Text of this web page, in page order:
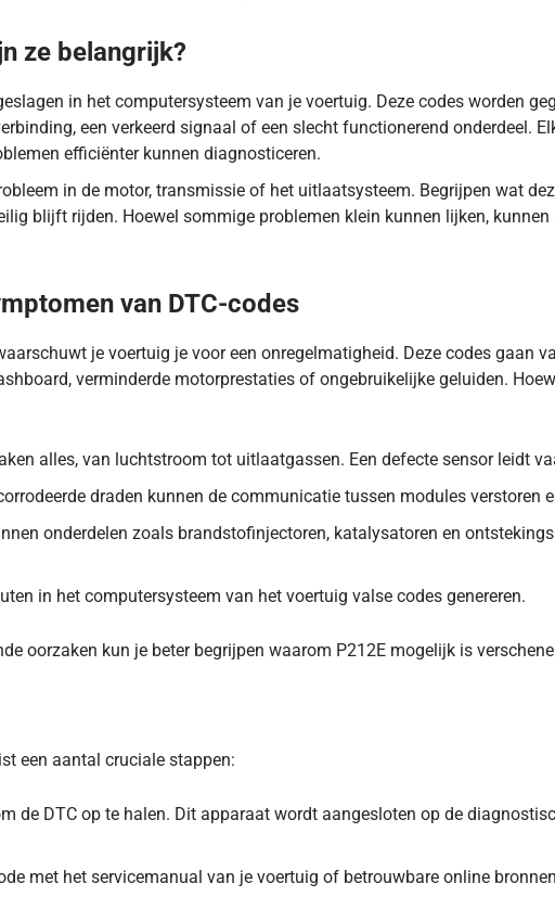
ze belangrijk?
in het computersysteem van je voertuig. Deze codes worden
een verkeerd signaal of een slecht functionerend onderdeel.
efficiënter kunnen diagnosticeren.
in de motor, transmissie of het uitlaatsysteem. Begrijpen wat
blijft rijden. Hoewel sommige problemen klein kunnen lijken, kunnen
van DTC-codes
je voertuig je voor een onregelmatigheid. Deze codes gaan
verminderde motorprestaties of ongebruikelijke geluiden.
alles, van luchtstroom tot uitlaatgassen. Een defecte sensor leidt
draden kunnen de communicatie tussen modules verstoren
onderdelen zoals brandstofinjectoren, katalysatoren en
in het computersysteem van het voertuig valse codes genereren.
oorzaken kun je beter begrijpen waarom P212E mogelijk is
een aantal cruciale stappen:
de DTC op te halen. Dit apparaat wordt aangesloten op de
met het servicemanual van je voertuig of betrouwbare online